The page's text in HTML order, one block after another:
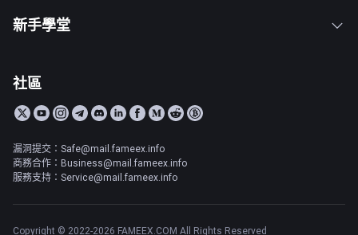
新手學堂
社區
漏洞提交：Safe@mail.fameex.info
商務合作：Business@mail.fameex.info
服務支持：Service@mail.fameex.info
Copyright © 2022-2026 FAMEEX.COM All Rights Reserved